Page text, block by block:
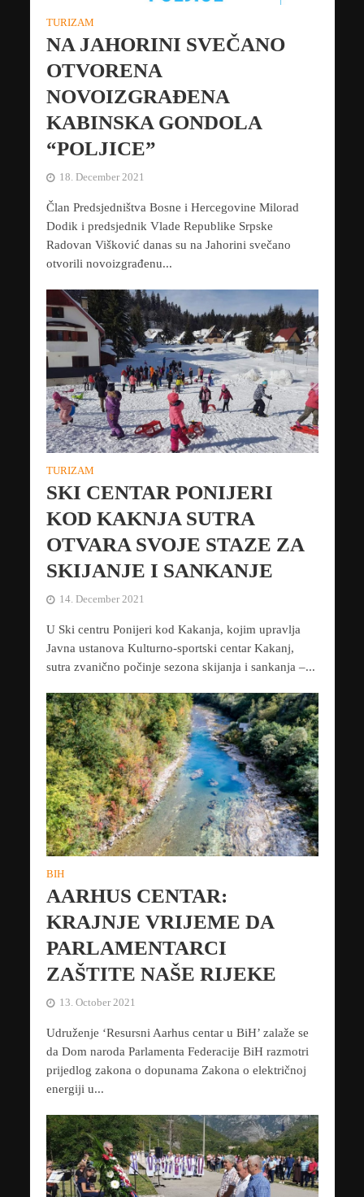
TURIZAM
NA JAHORINI SVEČANO
OTVORENA
NOVOIZGRAĐENA
KABINSKA GONDOLA
“POLJICE”
18. December 2021
Član Predsjedništva Bosne i Hercegovine Milorad
Dodik i predsjednik Vlade Republike Srpske
Radovan Višković danas su na Jahorini svečano
otvorili novoizgrađenu...
TURIZAM
SKI CENTAR PONIJERI
KOD KAKNJA SUTRA
OTVARA SVOJE STAZE ZA
SKIJANJE I SANKANJE
14. December 2021
U Ski centru Ponijeri kod Kakanja, kojim upravlja
Javna ustanova Kulturno-sportski centar Kakanj,
sutra zvanično počinje sezona skijanja i sankanja –...
BIH
AARHUS CENTAR:
KRAJNJE VRIJEME DA
PARLAMENTARCI
ZAŠTITE NAŠE RIJEKE
13. October 2021
Udruženje ‘Resursni Aarhus centar u BiH’ zalaže se
da Dom naroda Parlamenta Federacije BiH razmotri
prijedlog zakona o dopunama Zakona o električnoj
energiji u...